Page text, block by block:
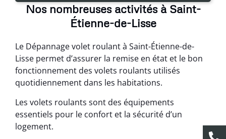
Nos nombreuses activités à Saint-
Étienne-de-Lisse
Le Dépannage volet roulant à Saint-Étienne-de-
Lisse permet d’assurer la remise en état et le bon
fonctionnement des volets roulants utilisés
quotidiennement dans les habitations.
Les volets roulants sont des équipements
essentiels pour le confort et la sécurité d’un
logement.